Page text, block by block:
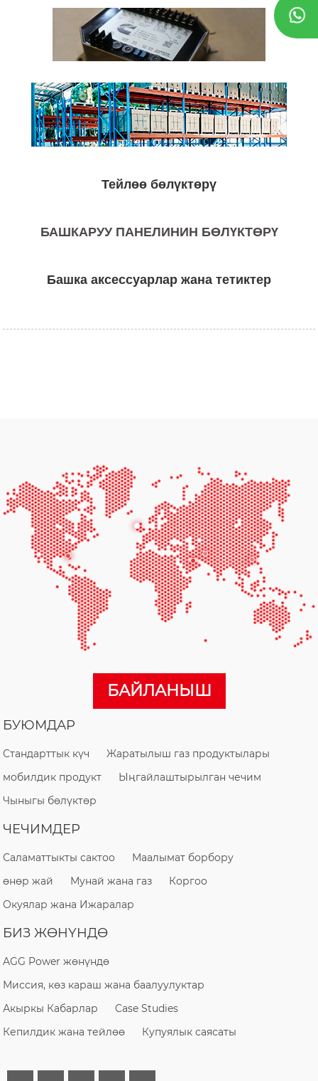
Тейлөө бөлүктөрү
БАШКАРУУ ПАНЕЛИНИН БӨЛҮКТӨРҮ
Башка аксессуарлар жана тетиктер
БАЙЛАНЫШ
БУЮМДАР
Стандарттык күч
Жаратылыш газ продуктылары
мобилдик продукт
Ыңгайлаштырылган чечим
Чыныгы бөлүктөр
ЧЕЧИМДЕР
Саламаттыкты сактоо
Маалымат борбору
өнөр жай
Мунай жана газ
Коргоо
Окуялар жана Ижаралар
БИЗ ЖӨНҮНДӨ
AGG Power жөнүндө
Миссия, көз караш жана баалуулуктар
Акыркы Кабарлар
Case Studies
Кепилдик жана тейлөө
Купуялык саясаты